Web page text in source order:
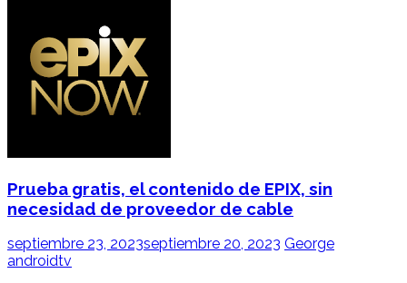
Prueba gratis, el contenido de EPIX, sin
necesidad de proveedor de cable
septiembre 23, 2023septiembre 20, 2023 George
androidtv